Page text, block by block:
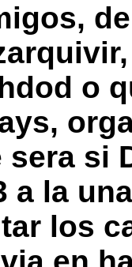
o
si
a la
los